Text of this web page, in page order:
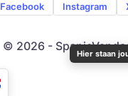
Facebook Instagram
© 2026 -
Hier staan